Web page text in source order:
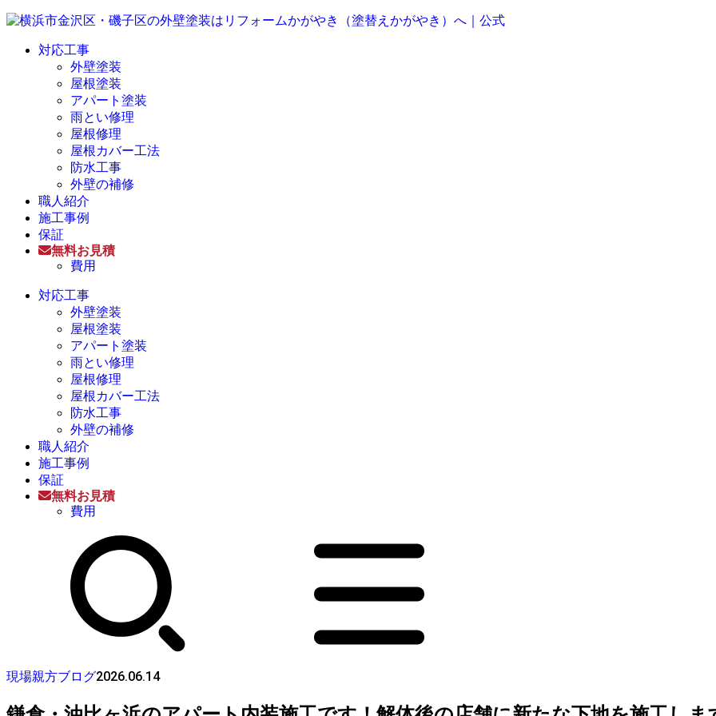
対応工事
外壁塗装
屋根塗装
アパート塗装
雨とい修理
屋根修理
屋根カバー工法
防水工事
外壁の補修
職人紹介
施工事例
保証
無料お見積
費用
対応工事
外壁塗装
屋根塗装
アパート塗装
雨とい修理
屋根修理
屋根カバー工法
防水工事
外壁の補修
職人紹介
施工事例
保証
無料お見積
費用
現場親方ブログ2026.06.14